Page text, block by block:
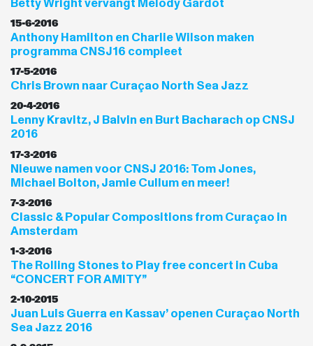
15-6-2016
Anthony Hamilton en Charlie Wilson maken
programma CNSJ16 compleet
17-5-2016
Chris Brown naar Curaçao North Sea Jazz
20-4-2016
Lenny Kravitz, J Balvin en Burt Bacharach op CNSJ
2016
17-3-2016
Nieuwe namen voor CNSJ 2016: Tom Jones,
Michael Bolton, Jamie Cullum en meer!
7-3-2016
Classic & Popular Compositions from Curaçao in
Amsterdam
1-3-2016
The Rolling Stones to Play free concert in Cuba
“CONCERT FOR AMITY”
2-10-2015
Juan Luis Guerra en Kassav’ openen Curaçao North
Sea Jazz 2016